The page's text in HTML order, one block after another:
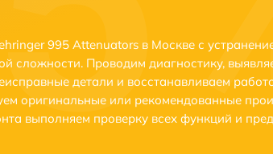
995 Attenuators в Москве с
сложности. Проводим диагностику,
детали и восстанавливаем
оригинальные или рекомендованные
выполняем проверку всех функций и